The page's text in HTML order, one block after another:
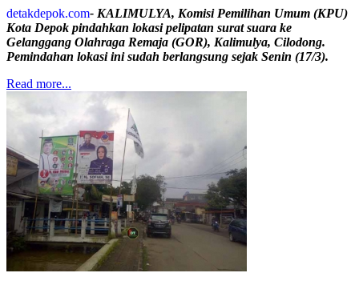
detakdepok.com- KALIMULYA, Komisi Pemilihan Umum (KPU)
Kota Depok pindahkan lokasi pelipatan surat suara ke
Gelanggang Olahraga Remaja (GOR), Kalimulya, Cilodong.
Pemindahan lokasi ini sudah berlangsung sejak Senin (17/3).
Read more...